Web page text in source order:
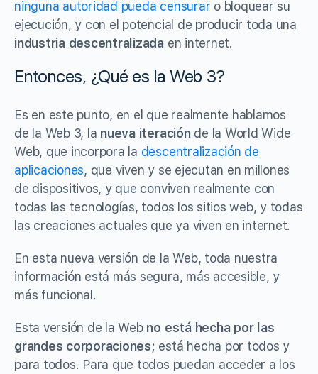
ninguna autoridad pueda censurar o bloquear su
ejecución, y con el potencial de producir toda una
industria descentralizada en internet.
Entonces, ¿Qué es la Web 3?
Es en este punto, en el que realmente hablamos
de la Web 3, la nueva iteraciónde la World Wide
Web, que incorpora la descentralización de
aplicaciones, que viven y se ejecutan en millones
de dispositivos, y que conviven realmente con
todas las tecnologías, todos los sitios web, y todas
las creaciones actuales que ya viven en internet.
En esta nueva versión de la Web, toda nuestra
información está más segura, más accesible, y
más funcional.
Esta versión de la Web no está hecha por las
grandes corporaciones; está hecha por todos y
para todos. Para que todos puedan acceder a los